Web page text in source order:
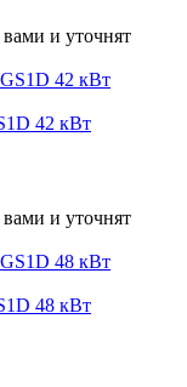
и уточнят
42 кВт
и уточнят
48 кВт